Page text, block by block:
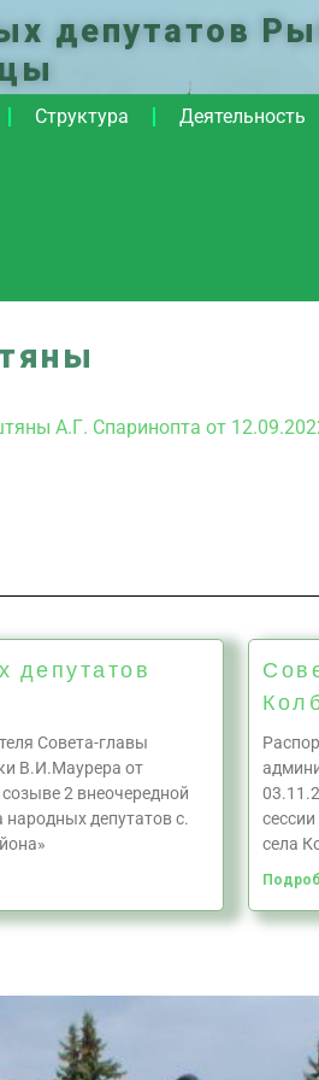
депутатов
Структура Деятельность
А.Г. Спаринопта от
депутатов
Совета-главы
В.И.Маурера от
2 внеочередной
народных депутатов с.
села